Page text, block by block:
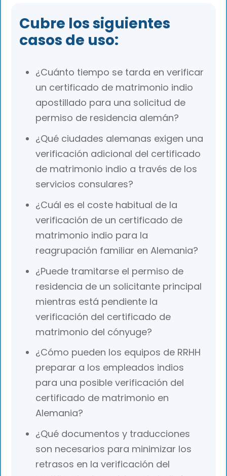
Cubre los siguientes
casos de uso:
¿Cuánto tiempo se tarda en verificar
un certificado de matrimonio indio
apostillado para una solicitud de
permiso de residencia alemán?
¿Qué ciudades alemanas exigen una
verificación adicional del certificado
de matrimonio indio a través de los
servicios consulares?
¿Cuál es el coste habitual de la
verificación de un certificado de
matrimonio indio para la
reagrupación familiar en Alemania?
¿Puede tramitarse el permiso de
residencia de un solicitante principal
mientras está pendiente la
verificación del certificado de
matrimonio del cónyuge?
¿Cómo pueden los equipos de RRHH
preparar a los empleados indios
para una posible verificación del
certificado de matrimonio en
Alemania?
¿Qué documentos y traducciones
son necesarios para minimizar los
retrasos en la verificación del